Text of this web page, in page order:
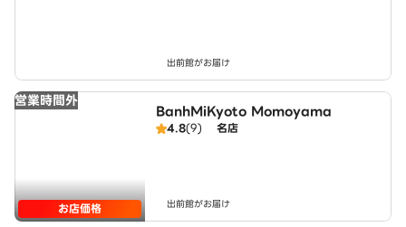
出前館がお届け
営業時間外
お店価格
BanhMiKyoto Momoyama
4.8(9) 名店
出前館がお届け